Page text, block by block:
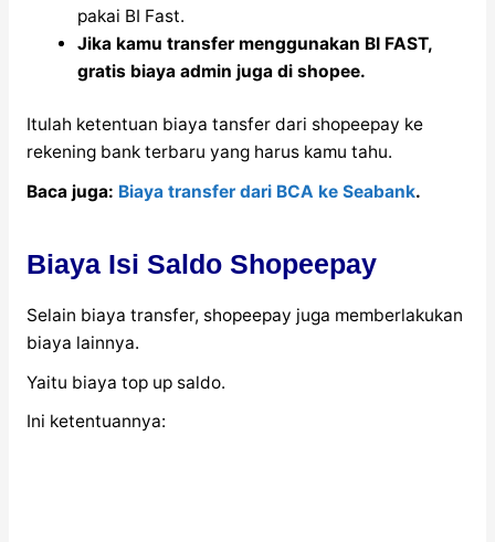
pakai BI Fast.
Jika kamu transfer menggunakan BI FAST,
gratis biaya admin juga di shopee.
Itulah ketentuan biaya tansfer dari shopeepay ke
rekening bank terbaru yang harus kamu tahu.
Baca juga: Biaya transfer dari BCA ke Seabank.
Biaya Isi Saldo Shopeepay
Selain biaya transfer, shopeepay juga memberlakukan
biaya lainnya.
Yaitu biaya top up saldo.
Ini ketentuannya: